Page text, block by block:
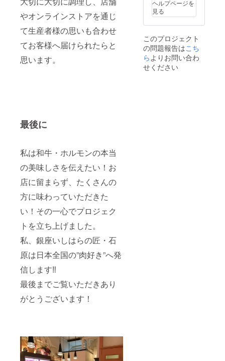
やオンラインストアを通じ
て生産者様の思いも合わせ
てお客様へ届けられたらと
思います。
最後に
私は和牛・ホルモンの本当
の美味しさを伝えたい！お
店に留まらず、たくさんの
方に味わっていただきた
い！その一心でプロジェク
トを立ち上げました。
私、銀座いしはらの匠・石
原は日本全国の”肉好き”へ発
信します‼︎
最後までご覧いただきあり
がとうございます！
せて頂
きま
す。 ・
ターの
出張時
間は2時
間とな
りま
ヘルプページを
見る
このプロジェクト
の問題報告はこち
らよりお問い合わ
せください